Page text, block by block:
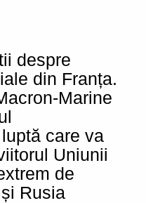
despre
din Franța.
Marine
care va
Uniunii
de
Rusia